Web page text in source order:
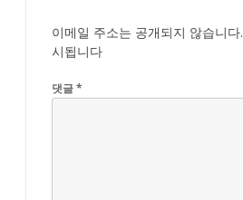
이메일 주소는 공개되지 않습니다.
시됩니다
댓글*